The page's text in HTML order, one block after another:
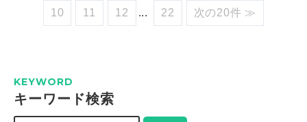
10 11 12 ... 22 次の20件 ≫
KEYWORD
キーワード検索